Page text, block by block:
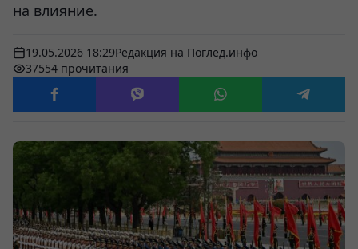
на влияние.
19.05.2026 18:29Редакция на Поглед.инфо
37554 прочитания